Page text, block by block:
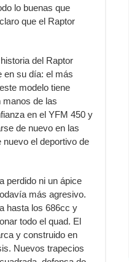
lo buenas que
que el Raptor
del Raptor
en su día: el más
modelo tiene
manos de las
en el YFM 450 y
de nuevo en las
el deportivo de
perdido ni un ápice
más agresivo.
hasta los 686cc y
todo el quad. El
y construido en
Nuevos trapecios